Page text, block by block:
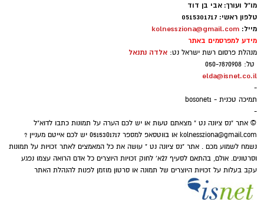
⇐וואטסאפ נס ציונה נט - קליק אחד ואתם
מעודכנים תמיד!
איפה יש בנס ציונה מצלמות חניה
הכסף שנעלם בשקט: כך דמי הניהול שוחקים
לפנסיונרים אלפי שקלים
שעולה לנו בראש זה אדם חסר אמצעים, נדכה
ושפל רוח, או ילדים לבושים בגדים ישנים עם עיניים
כבויות תאבים למשהו חדש ומרענן.
אבל מה שלא עולה לנו בראש זה שהאדם ה'עני'
וה'נזקק' לנו ביותר ושהוא הכי קרוב אלינו ותלוי רק
מו"ל ועורך: אבי בן דוד
טלפון ראשי: 0515301717
מייל: kolnessziona@gmail.com
מידע למפרסמים באתר
מנהלת פרסום רשת ישראל נט: אלדה נתנאל
טל: 050-7870908
elda@isnet.co.il
-
תמיכה טכנית - bosonet1
-
© אתר "נס ציונה נט " מצאתם טעות או יש לכם הערה על תמונות כתבו לדוא"ל
kolnessziona@gmail.com
או בווטסאפ למספר 0515301717 יש לכם אייטם מעניין ?
נשמח לשמוע מכם . אתר "נס ציונה נט " עושה את כל המאמצים לאתר זכויות על תמונות
וסרטונים. אולם, בהתאם לסעיף 27א' לחוק זכויות היוצרים כל אדם הרואה עצמו נפגע
עקב בעלות על זכויות היוצרים של תמונה או סרטון מוזמן לפנות להנהלת האתר